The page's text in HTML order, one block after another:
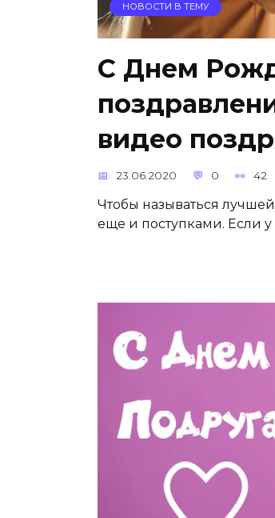
НОВОСТИ В ТЕМУ
С Днем
видео
23.06.2020 0 42
Чтобы называться
еще и поступками. Если у